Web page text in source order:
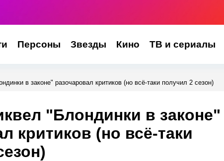
Персоны Звезды Кино ТВ и сериалы
в законе" разочаровал критиков (но всё-таки получил 2 сезон)
"Блондинки в законе"
критиков (но всё-таки